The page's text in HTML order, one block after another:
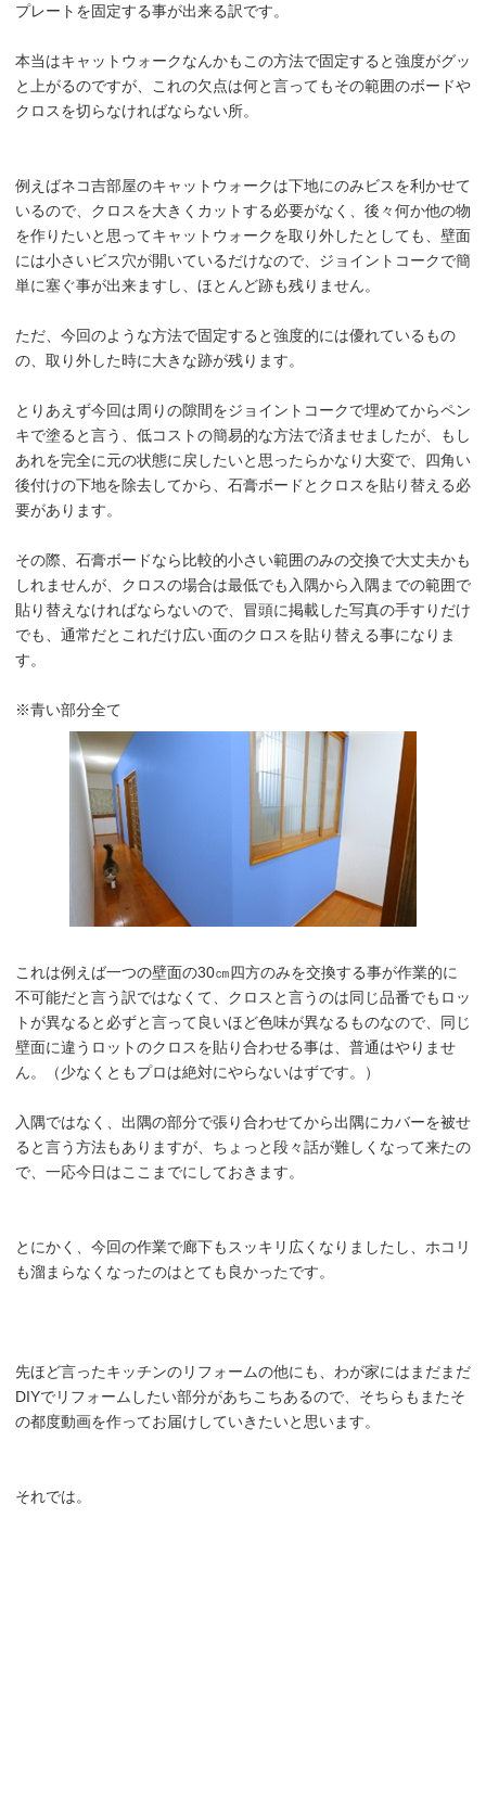
プレートを固定する事が出来る訳です。
本当はキャットウォークなんかもこの方法で固定すると強度がグッ
と上がるのですが、これの欠点は何と言ってもその範囲のボードや
クロスを切らなければならない所。
例えばネコ吉部屋のキャットウォークは下地にのみビスを利かせて
いるので、クロスを大きくカットする必要がなく、後々何か他の物
を作りたいと思ってキャットウォークを取り外したとしても、壁面
には小さいビス穴が開いているだけなので、ジョイントコークで簡
単に塞ぐ事が出来ますし、ほとんど跡も残りません。
ただ、今回のような方法で固定すると強度的には優れているもの
の、取り外した時に大きな跡が残ります。
とりあえず今回は周りの隙間をジョイントコークで埋めてからペン
キで塗ると言う、低コストの簡易的な方法で済ませましたが、もし
あれを完全に元の状態に戻したいと思ったらかなり大変で、四角い
後付けの下地を除去してから、石膏ボードとクロスを貼り替える必
要があります。
その際、石膏ボードなら比較的小さい範囲のみの交換で大丈夫かも
しれませんが、クロスの場合は最低でも入隅から入隅までの範囲で
貼り替えなければならないので、冒頭に掲載した写真の手すりだけ
でも、通常だとこれだけ広い面のクロスを貼り替える事になりま
す。
※青い部分全て
これは例えば一つの壁面の30㎝四方のみを交換する事が作業的に
不可能だと言う訳ではなくて、クロスと言うのは同じ品番でもロッ
トが異なると必ずと言って良いほど色味が異なるものなので、同じ
壁面に違うロットのクロスを貼り合わせる事は、普通はやりませ
ん。（少なくともプロは絶対にやらないはずです。）
入隅ではなく、出隅の部分で張り合わせてから出隅にカバーを被せ
ると言う方法もありますが、ちょっと段々話が難しくなって来たの
で、一応今日はここまでにしておきます。
とにかく、今回の作業で廊下もスッキリ広くなりましたし、ホコリ
も溜まらなくなったのはとても良かったです。
先ほど言ったキッチンのリフォームの他にも、わが家にはまだまだ
DIYでリフォームしたい部分があちこちあるので、そちらもまたそ
の都度動画を作ってお届けしていきたいと思います。
それでは。